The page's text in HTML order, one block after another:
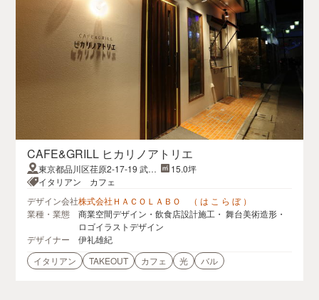
CAFE&GRILL ヒカリノアトリエ
東京都品川区荏原2-17-19 武蔵
小山グラン
15.0坪
イタリアン カフェ
デザイン会社株式会社ＨＡＣＯＬＡＢＯ （ は こ ら ぼ ）
業種・業態
商業空間デザイン・飲食店設計施工・ 舞台美術造形・
ロゴイラストデザイン
デザイナー
伊礼雄紀
イタリアン
TAKEOUT カフェ 光 バル